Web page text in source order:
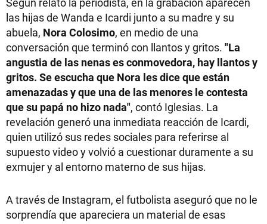
las hijas de Wanda e Icardi junto a su madre y su
abuela, Nora Colosimo, en medio de una
conversación que terminó con llantos y gritos. "La
angustia de las nenas es conmovedora, hay llantos y
gritos. Se escucha que Nora les dice que están
amenazadas y que una de las menores le contesta
que su papá no hizo nada", contó Iglesias. La
revelación generó una inmediata reacción de Icardi,
quien utilizó sus redes sociales para referirse al
supuesto video y volvió a cuestionar duramente a su
exmujer y al entorno materno de sus hijas.
A través de Instagram, el futbolista aseguró que no le
sorprendía que apareciera un material de esas